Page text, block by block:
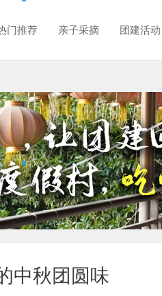
门推荐 亲子采摘 团建活动
中秋团圆味